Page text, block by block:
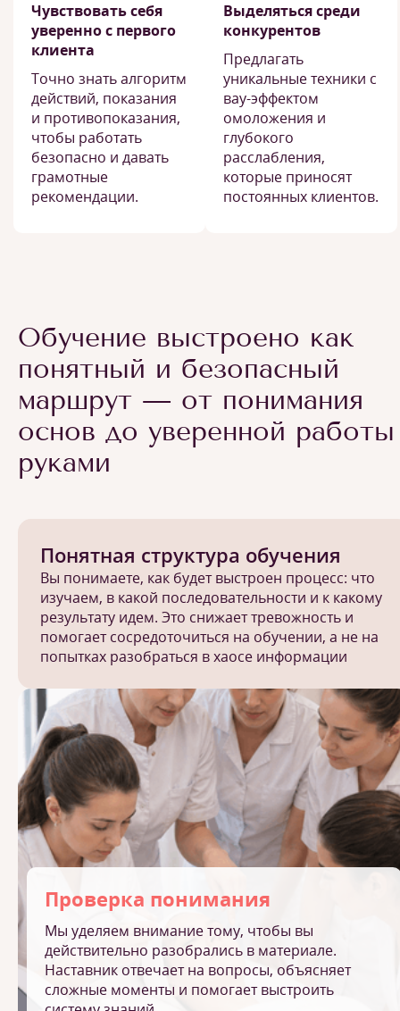
Чувствовать себя
уверенно с первого
клиента
Точно знать алгоритм
действий, показания
и противопоказания,
чтобы работать
безопасно и давать
грамотные
рекомендации.
Выделяться среди
конкурентов
Предлагать
уникальные техники с
вау-эффектом
омоложения и
глубокого
расслабления,
которые приносят
постоянных клиентов.
Обучение выстроено как
понятный и безопасный
маршрут — от понимания
основ до уверенной работы
руками
Понятная структура обучения
Вы понимаете, как будет выстроен процесс: что
изучаем, в какой последовательности и к какому
результату идем. Это снижает тревожность и
помогает сосредоточиться на обучении, а не на
попытках разобраться в хаосе информации
Проверка понимания
Мы уделяем внимание тому, чтобы вы
действительно разобрались в материале.
Наставник отвечает на вопросы, объясняет
сложные моменты и помогает выстроить